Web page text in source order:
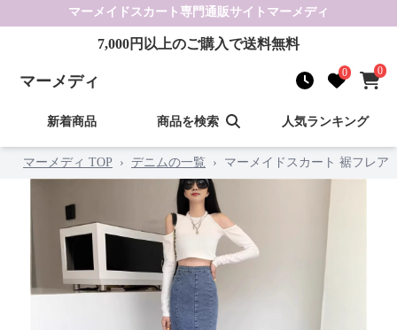
マーメイドスカート 専門通販サイト マーメディ
7,000円以上のご購入で送料無料
マーメディ 0 0
新着商品 商品を検索 人気ランキング
マーメディ TOP › デニムの一覧 › マーメイドスカート 裾フレア